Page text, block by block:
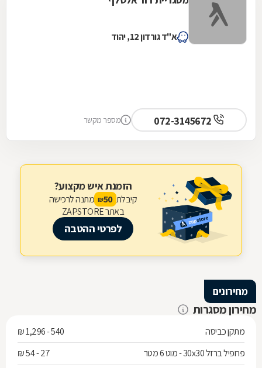
א"ד גורדון 12, יהוד
מספר מקשר
הזמנת איש מקצוע?
קיבלת 50
₪ מתנה לרכישה
באתר ZAPSTORE
לפרטי ההטבה
מחירונים
מחירון מסגרות
מתקן כביסה
540 - 1,296 ₪
פרופיל ברזל 30x30 - מוט 6 מטר
27 - 54 ₪